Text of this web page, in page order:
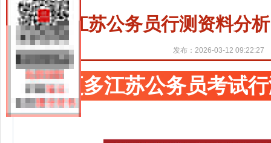
江苏公务员行测资料分
发布：2026-03-12 09:22:27
更多江苏公务员考试